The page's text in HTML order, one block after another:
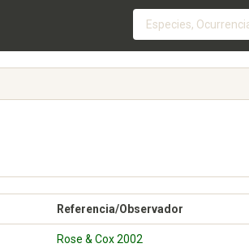
Referencia/Observador
Rose & Cox 2002